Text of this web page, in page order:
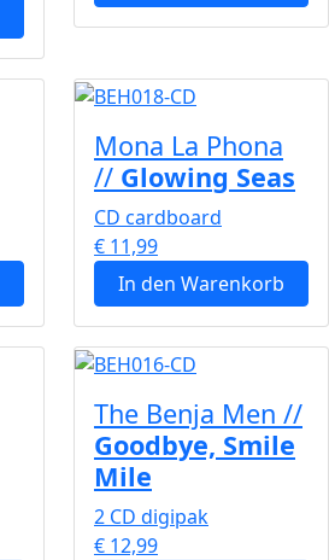
Mona La Phona
// Glowing Seas
CD cardboard
€ 11,99
In den Warenkorb
The Benja Men //
Goodbye, Smile
Mile
2 CD digipak
€ 12,99